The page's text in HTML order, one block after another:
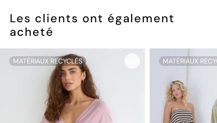
Les clients ont également
acheté
MATÉRIAUX RECYCLÉS MATÉRIAUX